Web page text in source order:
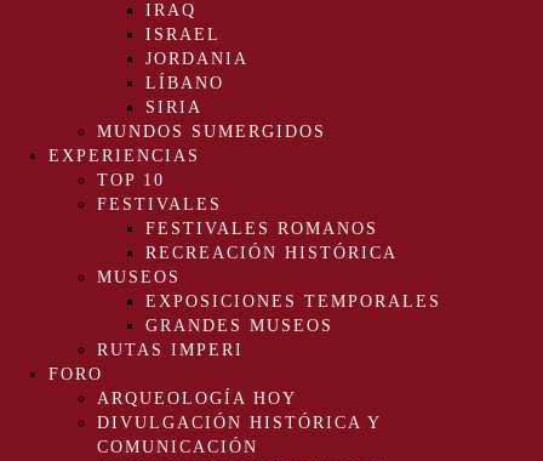
IRAQ
ISRAEL
JORDANIA
LÍBANO
SIRIA
MUNDOS SUMERGIDOS
EXPERIENCIAS
TOP 10
FESTIVALES
FESTIVALES ROMANOS
RECREACIÓN HISTÓRICA
MUSEOS
EXPOSICIONES TEMPORALES
GRANDES MUSEOS
RUTAS IMPERI
FORO
ARQUEOLOGÍA HOY
DIVULGACIÓN HISTÓRICA Y
COMUNICACIÓN